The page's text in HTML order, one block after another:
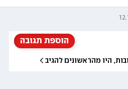
הוספת תגובה
היו מהראשונים להגיב